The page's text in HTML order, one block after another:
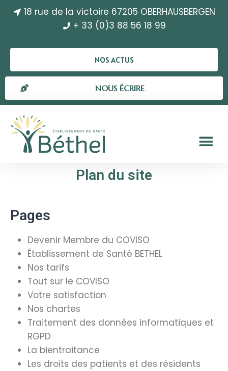
18 rue de la victoire 67205 OBERHAUSBERGEN
+ 33 (0)3 88 56 18 99
NOS ACTUS
NOUS ÉCRIRE
Plan du site
Pages
Devenir Membre du COVISO
Établissement de Santé BETHEL
Nos tarifs
Tout sur le COVISO
Votre satisfaction
Nos chartes
Traitement des données informatiques et
RGPD
La bientraitance
Les droits des patients et des résidents